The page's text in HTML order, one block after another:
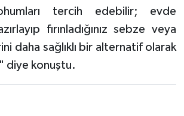
tercih edebilir; evde
fırınladığınız sebze veya
daha sağlıklı bir alternatif olarak
diye konuştu.